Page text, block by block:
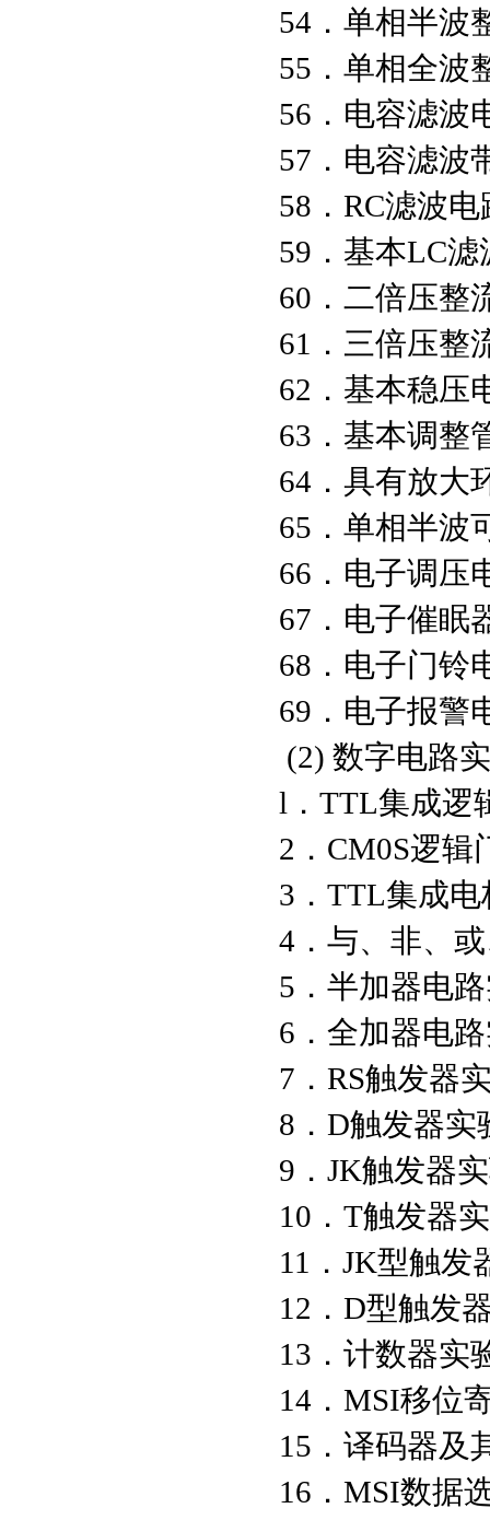
54．单相半波
55．单相全波
56．电容滤波
57．电容滤波
58．RC滤波电
59．基本LC滤
60．二倍压整
61．三倍压整
62．基本稳压
63．基本调整
64．具有放大
65．单相半波
66．电子调压
67．电子催眠
68．电子门铃
69．电子报警
(2) 数
l．TTL集成
2．CM0S
3．TTL集成
4．与、非
5．半加
6．全加
7．RS
8．D触
9．JK触
10．T
11．JK型触
12．D型触
13．计
14．MSI移
15．译码器及
16．MSI数据